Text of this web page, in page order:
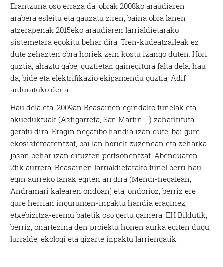
Erantzuna oso erraza da: obrak 2008ko araudiaren
arabera esleitu eta gauzatu ziren, baina obra lanen
atzerapenak 2015eko araudiaren larrialdietarako
sistemetara egokitu behar dira. Tren-kudeatzaileak ez
dute zehazten obra horiek zein kostu izango duten. Hori
guztia, ahaztu gabe, guztietan gainegitura falta dela; hau
da, bide eta elektrifikazio ekipamendu guztia, Adif
arduratuko dena.
Hau dela eta, 2009an Beasainen egindako tunelak eta
akueduktuak (Astigarreta, San Martin …) zaharkituta
geratu dira. Eragin negatibo handia izan dute, bai gure
ekosistemarentzat, bai lan horiek zuzenean eta zeharka
jasan behar izan dituzten pertsonentzat. Abenduaren
2tik aurrera, Beasainen larrialdietarako tunel berri hau
egin aurreko lanak egiten ari dira (Mendi-hegalean,
Andramari kalearen ondoan) eta, ondorioz, berriz ere
gure herrian ingurumen-inpaktu handia eraginez,
etxebizitza-eremu batetik oso gertu gainera. EH Bildutik,
berriz, onartezina den proiektu honen aurka egiten dugu,
lurralde, ekologi eta gizarte inpaktu larriengatik.